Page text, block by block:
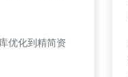
优化到精简资